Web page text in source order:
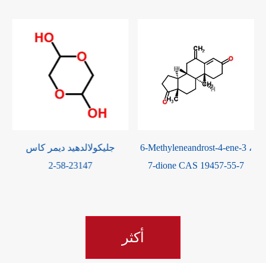
6-Methyleneandrost-4-ene-3 ،
7-dione CAS 19457-55-7
2-[(أسيتيلوكسي) ميثوكسي]
إيثيل خلات كاس 59278-00-1
أكثر